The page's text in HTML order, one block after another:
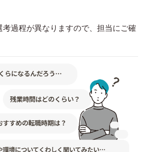
過程が異なりますので、担当にご確